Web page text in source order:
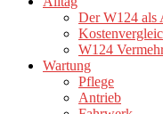
Der W124 als
W124
Wartung
Pflege
Antrieb